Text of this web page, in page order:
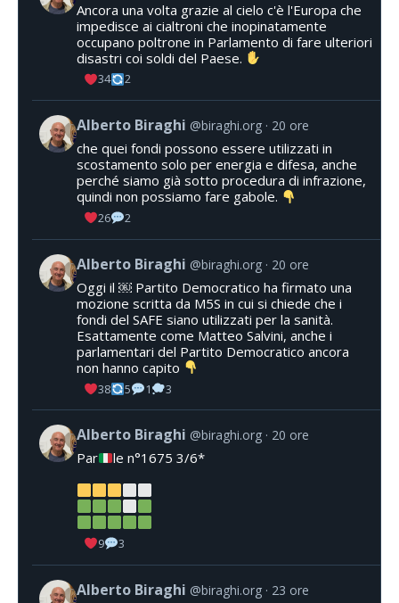
Ancora una volta grazie al cielo c'è l'Europa che
impedisce ai cialtroni che inopinatamente
occupano poltrone in Parlamento di fare ulteriori
disastri coi soldi del Paese.
34 2
Alberto Biraghi @biraghi.org 20 ore
che quei fondi possono essere utilizzati in
scostamento solo per energia e difesa, anche
perché siamo già sotto procedura di infrazione,
quindi non possiamo fare gabole.
26 2
Alberto Biraghi @biraghi.org 20 ore
Oggi il ￼ Partito Democratico ha firmato una
mozione scritta da M5S in cui si chiede che i
fondi del SAFE siano utilizzati per la sanità.
Esattamente come Matteo Salvini, anche i
parlamentari del Partito Democratico ancora
non hanno capito
38 5 1 3
Alberto Biraghi @biraghi.org 20 ore
Par le n°1675 3/6*
9 3
Alberto Biraghi @biraghi.org 23 ore